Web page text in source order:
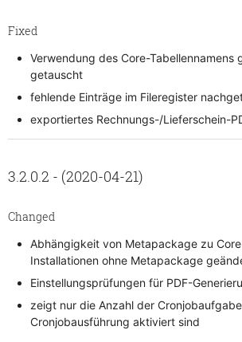
Fixed
Verwendung des Core-Tabellennamens
getauscht
fehlende Einträge im Fileregister
exportiertes Rechnungs-/Lieferschein-
3.2.0.2 - (2020-04-21)
Changed
Abhängigkeit von Metapackage zu
Installationen ohne Metapackage
Einstellungsprüfungen für PDF-
zeigt nur die Anzahl der
Cronjobausführung aktiviert sind